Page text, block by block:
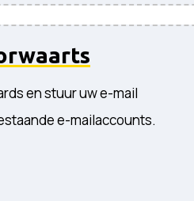
en stuur uw e-mail
e-mailaccounts.